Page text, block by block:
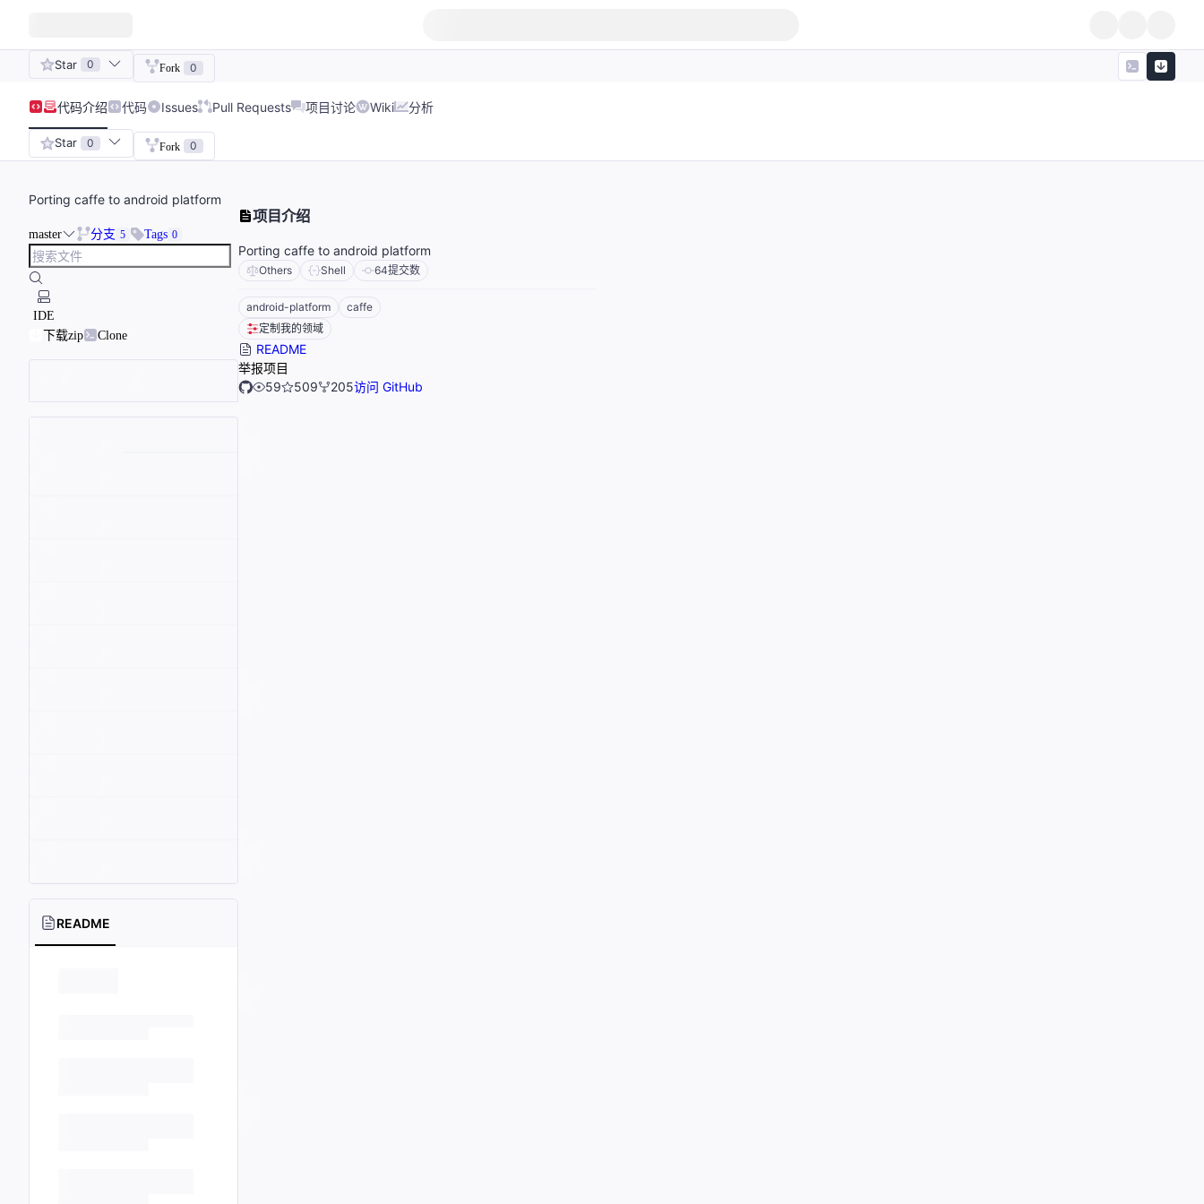
Star 0 Fork 0
代码介绍 代码 Issues Pull Requests 项目讨论 Wiki 分析
Star 0 Fork 0
Porting caffe to android platform
master 分支 5 Tags 0
IDE
下载zip
Clone
README
项目介绍
Porting caffe to android platform
Others Shell 64提交数
android-platform
caffe
定制我的领域
README
举报项目
59
509 205访问 GitHub